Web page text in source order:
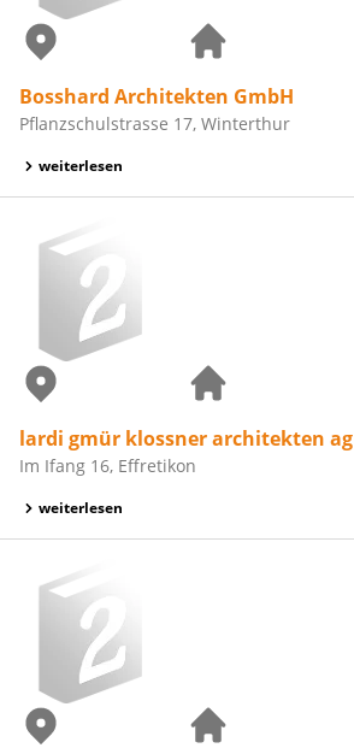
Bosshard Architekten GmbH
Pflanzschulstrasse 17, Winterthur
weiterlesen
lardi gmür klossner architekten ag
Im Ifang 16, Effretikon
weiterlesen